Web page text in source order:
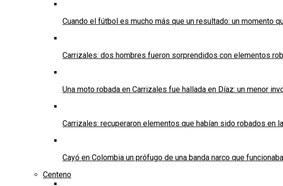
Cuando el fútbol es mucho más que un resultado: un momento
Carrizales: dos hombres fueron sorprendidos con elementos
Una moto robada en Carrizales fue hallada en Díaz: un menor
Carrizales: recuperaron elementos que habían sido robados en
Cayó en Colombia un prófugo de una banda narco que
Centeno